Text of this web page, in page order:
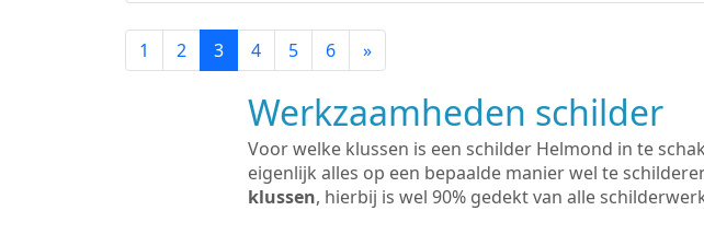
1 2 3 4 5 6 »
Werkzaamheden schilder
Voor welke klussen is een schilder Helmond in te
eigenlijk alles op een bepaalde manier wel te
klussen, hierbij is wel 90% gedekt van alle